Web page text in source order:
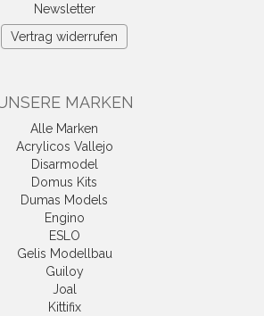
Newsletter
Vertrag widerrufen
MARKEN
Alle Marken
Acrylicos Vallejo
Disarmodel
Domus Kits
Dumas Models
Engino
ESLO
Gelis Modellbau
Guiloy
Joal
Kittifix